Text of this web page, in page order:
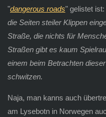
"dangerous roads" gelistet ist:
die Seiten steiler Klippen
Straße, die nichts für
Straßen gibt es kaum
einem beim Betrachten
schwitzen.
Naja, man kanns auch
am Lysebotn in Norwegen